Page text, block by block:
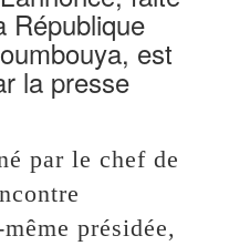
République
est
la presse
par le chef de
présidée,